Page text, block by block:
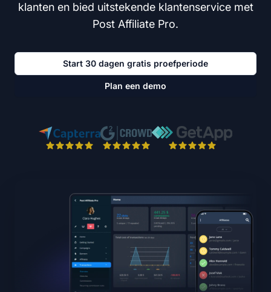
klanten en bied uitstekende klantenservice met
Post Affiliate Pro.
Start 30 dagen gratis proefperiode
Plan een demo